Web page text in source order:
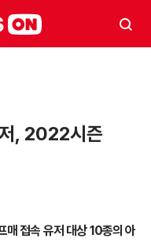
, 2022시즌
접속 유저 대상 10종의 아